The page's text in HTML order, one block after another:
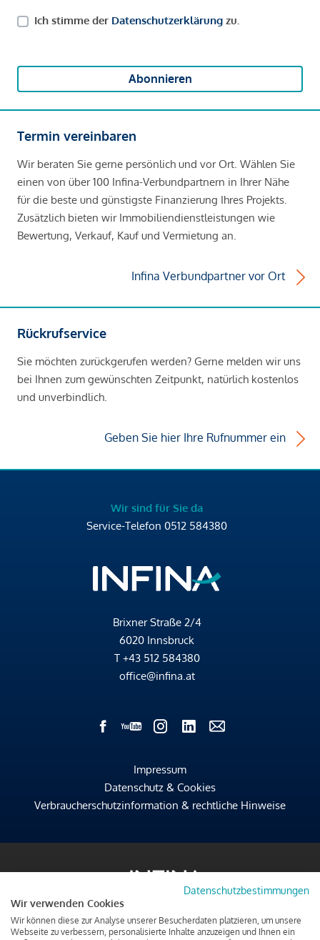
Ich stimme der Datenschutzerklärung zu.
Abonnieren
Termin vereinbaren
Wir beraten Sie gerne persönlich und vor Ort. Wählen Sie
einen von über 100 Infina-Verbundpartnern in Ihrer Nähe
für die beste und günstigste Finanzierung Ihres Projekts.
Zusätzlich bieten wir Immobiliendienstleistungen wie
Bewertung, Verkauf, Kauf und Vermietung an.
Infina Verbundpartner vor Ort
Rückrufservice
Sie möchten zurückgerufen werden? Gerne melden wir uns
bei Ihnen zum gewünschten Zeitpunkt, natürlich kostenlos
und unverbindlich.
Geben Sie hier Ihre Rufnummer ein
Wir sind für Sie da
Service-Telefon 0512 584380
Brixner Straße 2/4
6020 Innsbruck
T +43 512 584380
office@infina.at
Impressum
Datenschutz & Cookies
Verbraucherschutzinformation & rechtliche Hinweise
Datenschutzbestimmungen
Wir verwenden Cookies
Wir können diese zur Analyse unserer Besucherdaten platzieren, um unsere
Webseite zu verbessern, personalisierte Inhalte anzuzeigen und Ihnen ein